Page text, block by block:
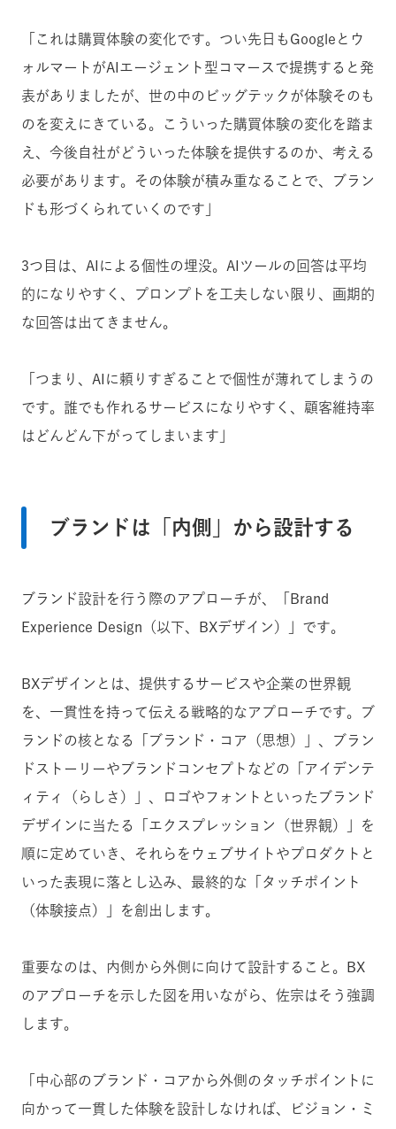
「これは購買体験の変化です。つい先日もGoogleとウ
ォルマートがAIエージェント型コマースで提携すると発
表がありましたが、世の中のビッグテックが体験そのも
のを変えにきている。こういった購買体験の変化を踏ま
え、今後自社がどういった体験を提供するのか、考える
必要があります。その体験が積み重なることで、ブラン
ドも形づくられていくのです」
3つ目は、AIによる個性の埋没。AIツールの回答は平均
的になりやすく、プロンプトを工夫しない限り、画期的
な回答は出てきません。
「つまり、AIに頼りすぎることで個性が薄れてしまうの
です。誰でも作れるサービスになりやすく、顧客維持率
はどんどん下がってしまいます」
ブランドは「内側」から設計する
ブランド設計を行う際のアプローチが、「Brand
Experience Design（以下、BXデザイン）」です。
BXデザインとは、提供するサービスや企業の世界観
を、一貫性を持って伝える戦略的なアプローチです。ブ
ランドの核となる「ブランド・コア（思想）」、ブラン
ドストーリーやブランドコンセプトなどの「アイデンテ
ィティ（らしさ）」、ロゴやフォントといったブランド
デザインに当たる「エクスプレッション（世界観）」を
順に定めていき、それらをウェブサイトやプロダクトと
いった表現に落とし込み、最終的な「タッチポイント
（体験接点）」を創出します。
重要なのは、内側から外側に向けて設計すること。BX
のアプローチを示した図を用いながら、佐宗はそう強調
します。
「中心部のブランド・コアから外側のタッチポイントに
向かって一貫した体験を設計しなければ、ビジョン・ミ